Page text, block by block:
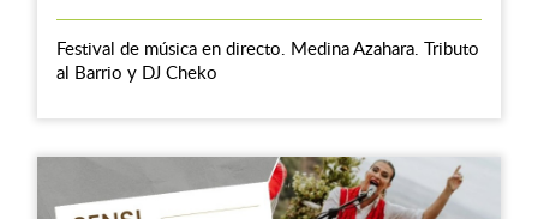
Festival de música en directo. Medina Azahara. Tributo
al Barrio y DJ Cheko